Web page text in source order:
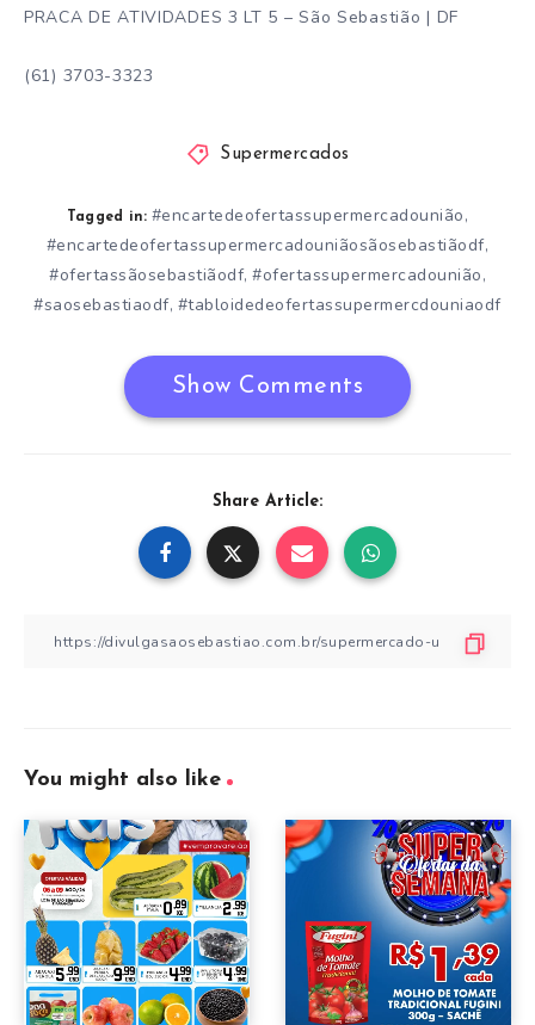
PRACA DE ATIVIDADES 3 LT 5 – São Sebastião | DF
(61) 3703-3323
Supermercados
Tagged in: #encartedeofertassupermercadounião,
#encartedeofertassupermercadouniãosãosebastiãodf,
#ofertassãosebastiãodf, #ofertassupermercadounião,
#saosebastiaodf, #tabloidedeofertassupermercdouniaodf
Show Comments
Share Article:
You might also like